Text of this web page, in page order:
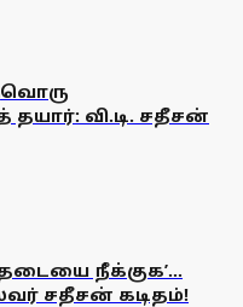
வி.டி. சதீசன்
நீக்குக’...
சதீசன் கடிதம்!